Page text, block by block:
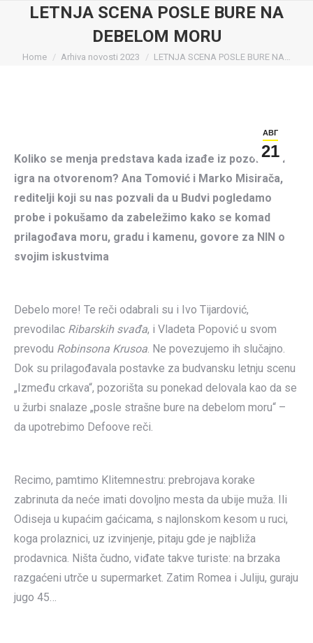
LETNJA SCENA POSLE BURE NA
DEBELOM MORU
You are here:
Home Arhiva novosti 2023 LETNJA SCENA POSLE BURE NA…
АВГ
21
Koliko se menja predstava kada izađe iz pozorišta i
igra na otvorenom? Ana Tomović i Marko Misirača,
reditelji koji su nas pozvali da u Budvi pogledamo
probe i pokušamo da zabeležimo kako se komad
prilagođava moru, gradu i kamenu, govore za NIN o
svojim iskustvima
Debelo more! Te reči odabrali su i Ivo Tijardović,
prevodilac Ribarskih svađa, i Vladeta Popović u svom
prevodu Robinsona Krusoa. Ne povezujemo ih slučajno.
Dok su prilagođavala postavke za budvansku letnju scenu
„Između crkava“, pozorišta su ponekad delovala kao da se
u žurbi snalaze „posle strašne bure na debelom moru“ –
da upotrebimo Defoove reči.
Recimo, pamtimo Klitemnestru: prebrojava korake
zabrinuta da neće imati dovoljno mesta da ubije muža. Ili
Odiseja u kupaćim gaćicama, s najlonskom kesom u ruci,
koga prolaznici, uz izvinjenje, pitaju gde je najbliža
prodavnica. Ništa čudno, viđate takve turiste: na brzaka
razgaćeni utrče u supermarket. Zatim Romea i Juliju, guraju
jugo 45…